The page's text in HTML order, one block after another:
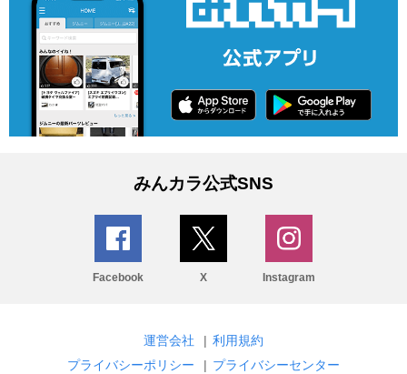
みんカラ公式SNS
Facebook X Instagram
運営会社 | 利用規約
プライバシーポリシー
| プライバシーセンター